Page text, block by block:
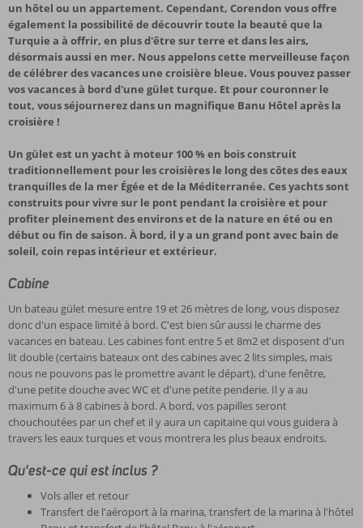
un hôtel ou un appartement. Cependant, Corendon vous offre
également la possibilité de découvrir toute la beauté que la
Turquie a à offrir, en plus d'être sur terre et dans les airs,
désormais aussi en mer. Nous appelons cette merveilleuse façon
de célébrer des vacances une croisière bleue. Vous pouvez passer
vos vacances à bord d'une gület turque. Et pour couronner le
tout, vous séjournerez dans un magnifique Banu Hôtel après la
croisière !
Un gület est un yacht à moteur 100 % en bois construit
traditionnellement pour les croisières le long des côtes des eaux
tranquilles de la mer Égée et de la Méditerranée. Ces yachts sont
construits pour vivre sur le pont pendant la croisière et pour
profiter pleinement des environs et de la nature en été ou en
début ou fin de saison. À bord, il y a un grand pont avec bain de
soleil, coin repas intérieur et extérieur.
Cabine
Un bateau gület mesure entre 19 et 26 mètres de long, vous disposez
donc d'un espace limité à bord. C'est bien sûr aussi le charme des
vacances en bateau. Les cabines font entre 5 et 8m2 et disposent d'un
lit double (certains bateaux ont des cabines avec 2 lits simples, mais
nous ne pouvons pas le promettre avant le départ), d'une fenêtre,
d'une petite douche avec WC et d'une petite penderie. Il y a au
maximum 6 à 8 cabines à bord. A bord, vos papilles seront
chouchoutées par un chef et il y aura un capitaine qui vous guidera à
travers les eaux turques et vous montrera les plus beaux endroits.
Qu'est-ce qui est inclus ?
Vols aller et retour
Transfert de l'aéroport à la marina, transfert de la marina à l'hôtel